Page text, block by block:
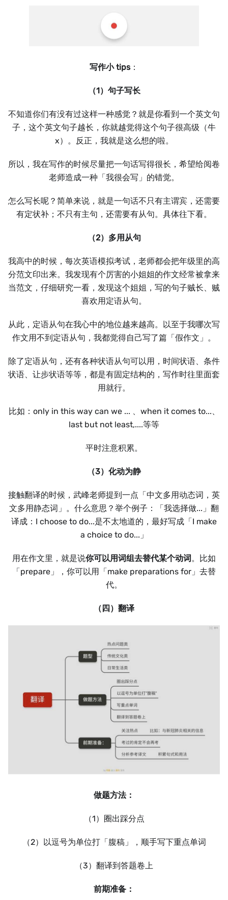
写作小 tips：
（1）句子写长
不知道你们有没有过这样一种感觉？就是你看到一个英文句
子，这个英文句子越长，你就越觉得这个句子很高级（牛
x）。反正，我就是这么想的啦。
所以，我在写作的时候尽量把一句话写得很长，希望给阅卷
老师造成一种「我很会写」的错觉。
怎么写长呢？简单来说，就是一句话不只有主谓宾，还需要
有定状补；不只有主句，还需要有从句。具体往下看。
（2）多用从句
我高中的时候，每次英语模拟考试，老师都会把年级里的高
分范文印出来。我发现有个厉害的小姐姐的作文经常被拿来
当范文，仔细研究一看，发现这个姐姐，写的句子贼长、贼
喜欢用定语从句。
从此，定语从句在我心中的地位越来越高。以至于我哪次写
作文用不到定语从句，我都觉得自己写了篇「假作文」。
除了定语从句，还有各种状语从句可以用，时间状语、条件
状语、让步状语等等，都是有固定结构的，写作时往里面套
用就行。
比如：only in this way can we ... 、when it comes to...、
last but not least,....等等
平时注意积累。
（3）化动为静
接触翻译的时候，武峰老师提到一点「中文多用动态词，英
文多用静态词」。什么意思？举个例子：「我选择做...」翻
译成：I choose to do...是不太地道的，最好写成「I make
a choice to do...」
用在作文里，就是说你可以用词组去替代某个动词。比如
「prepare」，你可以用「make preparations for」去替
代。
（四）翻译
做题方法：
（1）圈出踩分点
（2）以逗号为单位打「腹稿」，顺手写下重点单词
（3）翻译到答题卷上
前期准备：